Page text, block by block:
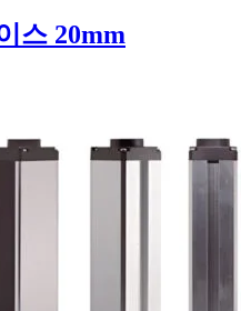
스 20mm